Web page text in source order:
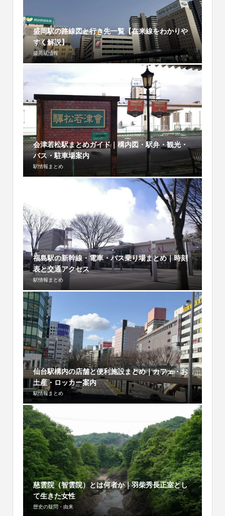
盛岡駅の路線図と行き先一覧【在来線をわかりや
すく解説】
盛岡駅情報
会津若松駅まとめガイド｜構内図・駅弁・観光・
バス・駐車場案内
駅情報まとめ
福島駅の新幹線・電車・バス乗り場まとめ｜時刻
表と交通アクセス
駅情報まとめ
仙台駅構内の店舗と便利施設まとめ｜カフェ・お
土産・ロッカー案内
駅情報まとめ
慈雲院（智雲院）とは何者か｜羽柴秀長正室とし
て生きた女性
歴史の疑問・由来